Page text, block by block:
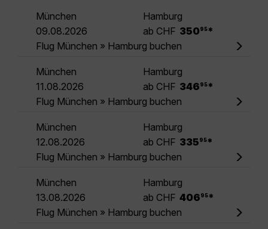
München
Hamburg
09.08.2026
ab CHF 350 95 *
Flug München » Hamburg buchen
München
Hamburg
11.08.2026
ab CHF 346 95 *
Flug München » Hamburg buchen
München
Hamburg
12.08.2026
ab CHF 335 95 *
Flug München » Hamburg buchen
München
Hamburg
13.08.2026
ab CHF 406 95 *
Flug München » Hamburg buchen